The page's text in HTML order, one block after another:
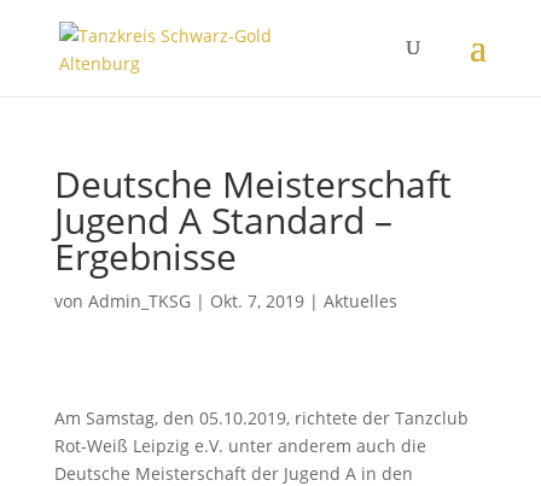
Deutsche Meisterschaft
Jugend A Standard –
Ergebnisse
von Admin_TKSG| Okt. 7, 2019| Aktuelles
Am Samstag, den 05.10.2019, richtete der Tanzclub
Rot-Weiß Leipzig e.V. unter anderem auch die
Deutsche Meisterschaft der Jugend A in den